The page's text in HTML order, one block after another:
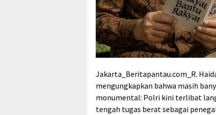
Jakarta_Beritapantau.com_R.
mengungkapkan bahwa masih
monumental: Polri kini terlibat
tengah tugas berat sebagai